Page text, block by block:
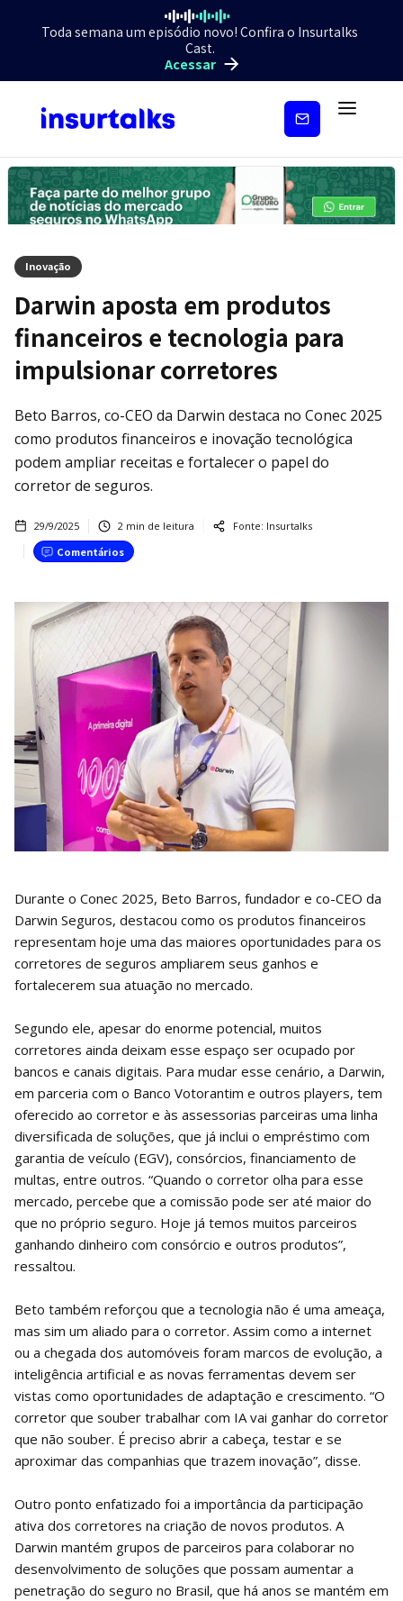
Toda semana um episódio novo! Confira o Insurtalks
Cast.
Acessar
Inscreva-
Inovação
Darwin aposta em produtos
financeiros e tecnologia para
impulsionar corretores
Beto Barros, co-CEO da Darwin destaca no Conec 2025
como produtos financeiros e inovação tecnológica
podem ampliar receitas e fortalecer o papel do
corretor de seguros.
29/9/2025 2 min de leitura Fonte: Insurtalks
Comentários
Durante o Conec 2025, Beto Barros, fundador e co-CEO da
Darwin Seguros, destacou como os produtos financeiros
representam hoje uma das maiores oportunidades para os
corretores de seguros ampliarem seus ganhos e
fortalecerem sua atuação no mercado.
Segundo ele, apesar do enorme potencial, muitos
corretores ainda deixam esse espaço ser ocupado por
bancos e canais digitais. Para mudar esse cenário, a Darwin,
em parceria com o Banco Votorantim e outros players, tem
oferecido ao corretor e às assessorias parceiras uma linha
diversificada de soluções, que já inclui o empréstimo com
garantia de veículo (EGV), consórcios, financiamento de
multas, entre outros. “Quando o corretor olha para esse
mercado, percebe que a comissão pode ser até maior do
que no próprio seguro. Hoje já temos muitos parceiros
ganhando dinheiro com consórcio e outros produtos”,
ressaltou.
Beto também reforçou que a tecnologia não é uma ameaça,
mas sim um aliado para o corretor. Assim como a internet
ou a chegada dos automóveis foram marcos de evolução, a
inteligência artificial e as novas ferramentas devem ser
vistas como oportunidades de adaptação e crescimento. “O
corretor que souber trabalhar com IA vai ganhar do corretor
que não souber. É preciso abrir a cabeça, testar e se
aproximar das companhias que trazem inovação”, disse.
Outro ponto enfatizado foi a importância da participação
ativa dos corretores na criação de novos produtos. A
Darwin mantém grupos de parceiros para colaborar no
desenvolvimento de soluções que possam aumentar a
penetração do seguro no Brasil, que há anos se mantém em